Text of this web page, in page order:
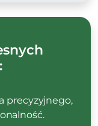
precyzyjnego,